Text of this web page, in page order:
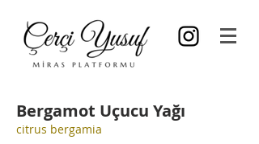
Bergamot Uçucu Yağı
citrus bergamia